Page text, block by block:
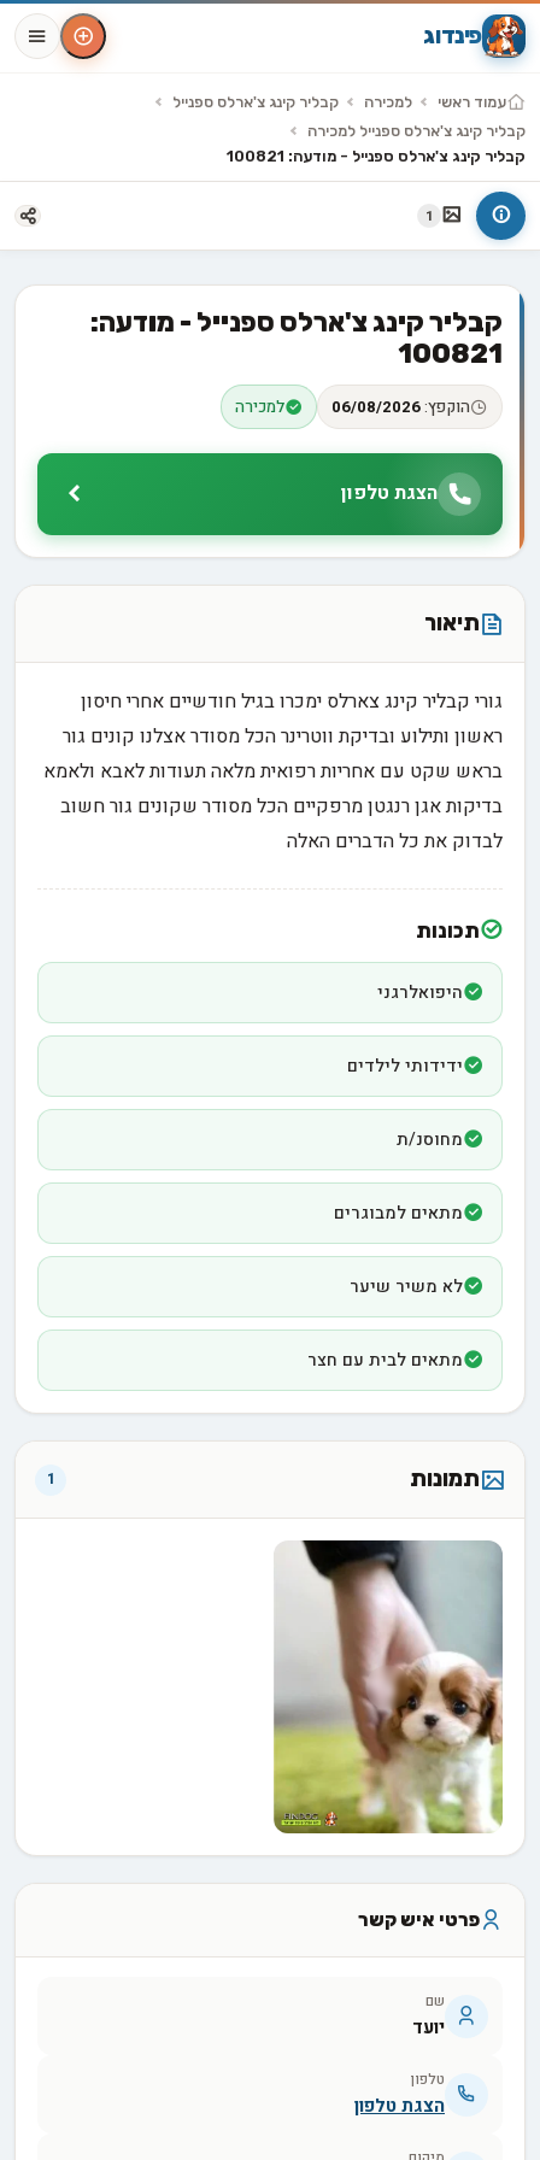
פינדוג
עמוד ראשי למכירה
קבליר קינג צ'ארלס ספנייל
קבליר קינג צ'ארלס ספנייל למכירה
קבליר קינג צ'ארלס ספנייל - מודעה: 100821
1
קבליר קינג צ'ארלס ספנייל - מודעה:
100821
הוקפץ:06/08/2026 למכירה
הצגת טלפון
תיאור
גורי קבליר קינג צארלס ימכרו בגיל חודשיים אחרי חיסון
ראשון ותילוע ובדיקת ווטרינר הכל מסודר אצלנו קונים גור
בראש שקט עם אחריות רפואית מלאה תעודות לאבא ולאמא
בדיקות אגן רנגטן מרפקיים הכל מסודר שקונים גור חשוב
לבדוק את כל הדברים האלה
תכונות
היפואלרגני
ידידותי לילדים
מחוסנ/ת
מתאים למבוגרים
לא משיר שיער
מתאים לבית עם חצר
תמונות 1
פרטי איש קשר
שם
יועד
טלפון
הצגת טלפון